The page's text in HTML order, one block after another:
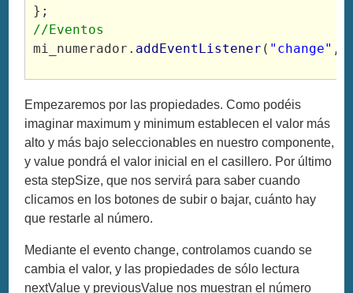
};
//Eventos
mi_numerador. addEventListener ( "change" ,
Empezaremos por las propiedades. Como podéis
imaginar maximum y minimum establecen el valor más
alto y más bajo seleccionables en nuestro componente,
y value pondrá el valor inicial en el casillero. Por último
esta stepSize, que nos servirá para saber cuando
clicamos en los botones de subir o bajar, cuánto hay
que restarle al número.
Mediante el evento change, controlamos cuando se
cambia el valor, y las propiedades de sólo lectura
nextValue y previousValue nos muestran el número